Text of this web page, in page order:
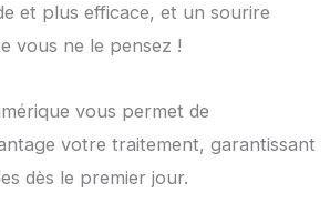
et plus efficace, et un sourire
vous ne le pensez !
vous permet de
votre traitement, garantissant
dès le premier jour.